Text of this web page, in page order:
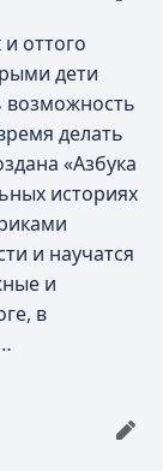
оттого
дети
возможность
делать
«Азбука
историях
и научатся
и
в